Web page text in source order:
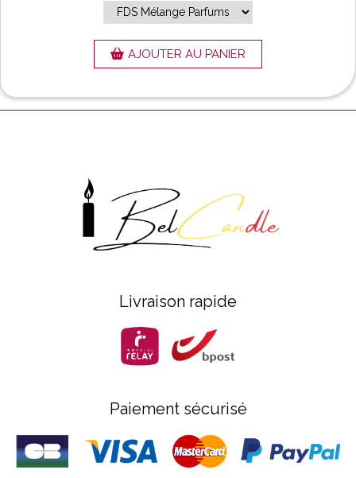
AJOUTER AU PANIER
Livraison rapide
Paiement sécurisé